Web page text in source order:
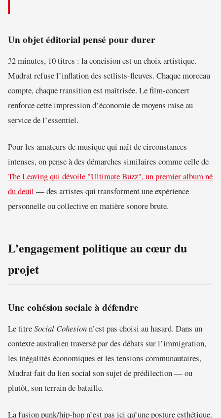
Un objet éditorial pensé pour durer
32 minutes, 10 titres : la concision est un choix artistique.
Mudrat refuse l’inflation des setlists-fleuves. Chaque morceau
compte, chaque transition est maîtrisée. Le film-concert
renforce cette impression d’économie de moyens mise au
service de l’essentiel.
Pour les amateurs de musique qui naît de circonstances
intenses, on pense à des démarches similaires comme celle de
The Leaving qui dévoile "Ultimate Buzz", un premier album né
du deuil — des artistes qui transforment une expérience
personnelle ou collective en matière sonore brute.
L’engagement politique au cœur du
projet
Une cohésion sociale à défendre
Le titreSocial Cohesionn’est pas choisi au hasard. Dans un
contexte australien traversé par des débats sur l’immigration,
les inégalités économiques et les tensions communautaires,
Mudrat fait du lien social son sujet de prédilection — ou
plutôt, son terrain de bataille.
La fusion punk/hip-hop n’est pas ici qu’une posture esthétique.